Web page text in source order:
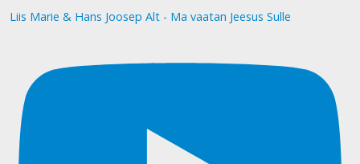
Liis Marie & Hans Joosep Alt - Ma vaatan Jeesus Sulle